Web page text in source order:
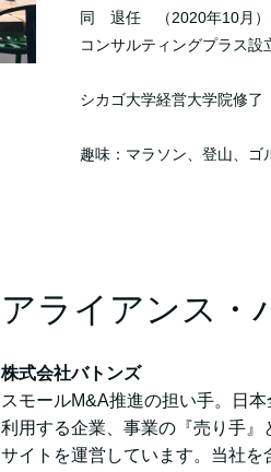
同 退任 （2020年10月）
コンサルティングプラス設
シカゴ大学経営大学院修了
趣味：マラソン、登山、ゴ
アライアンス・
株式会社バトンズ
スモールM&A推進の担い手。日
利用する企業、事業の『売り手』
サイトを運営しています。当社